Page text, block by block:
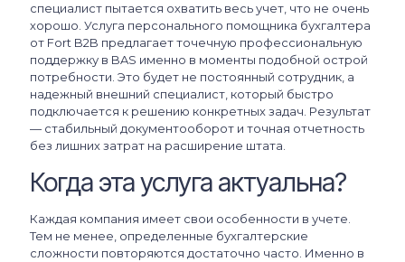
специалист пытается охватить весь учет, что не очень
хорошо. Услуга персонального помощника бухгалтера
от Fort B2B предлагает точечную профессиональную
поддержку в BAS именно в моменты подобной острой
потребности. Это будет не постоянный сотрудник, а
надежный внешний специалист, который быстро
подключается к решению конкретных задач. Результат
— стабильный документооборот и точная отчетность
без лишних затрат на расширение штата.
Когда эта услуга актуальна?
Каждая компания имеет свои особенности в учете.
Тем не менее, определенные бухгалтерские
сложности повторяются достаточно часто. Именно в